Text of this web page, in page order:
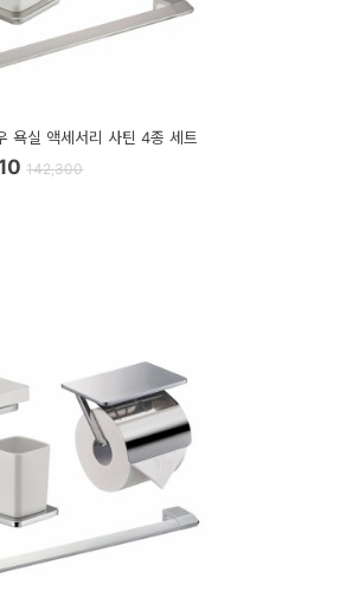
욕실 액세서리 사틴 4종 세트
142,300